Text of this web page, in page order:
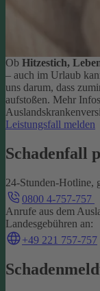
Ob Hitzestich,
– auch im Urlaub
uns darum, dass
aufstoßen. Mehr
Leistungsfall melden
Schadenfall
24-Stunden-Hotline,
0800 4-757-757
Anrufe aus dem
Landesgebühren an:
+49 221 757-757